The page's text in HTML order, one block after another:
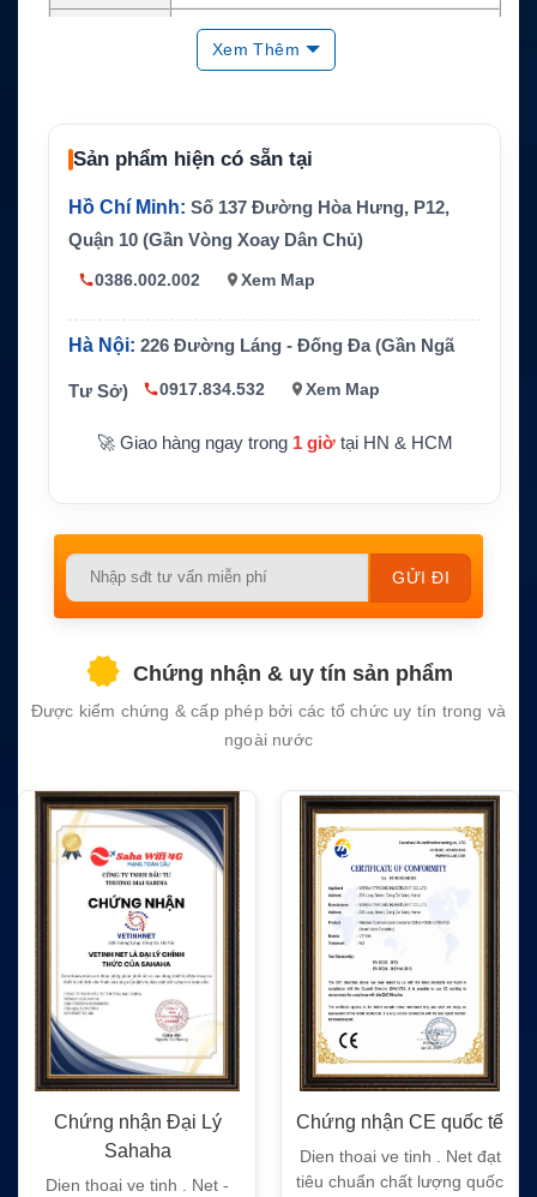
Iridium 9555
Kết nối dữ li
ệu
USB Mini-B, RS232 D9
Nguồn cấp 9–32V DC
ock
Trọng lượng
dock
Môi trường h
oạt động
-20°C đến +70°C, độ ẩm hoạt động dưới
Xem Thêm
Sản phẩm hiện có sẵn tại
Hồ Chí Minh: Số 137 Đường Hòa Hưng, P12,
Quận 10 (Gần Vòng Xoay Dân Chủ)
0386.002.002 Xem Map
Hà Nội: 226 Đường Láng - Đống Đa (Gần Ngã
Tư Sở) 0917.834.532 Xem Map
🚀 Giao hàng ngay trong 1 giờtại HN & HCM
Please
empty.
Chứng nhận & uy tín sản phẩm
Được kiểm chứng & cấp phép bởi các tổ chức uy tín trong và
ngoài nước
Chứng nhận Đại Lý
Sahaha
Dien thoai ve tinh . Net -
Chứng nhận CE quốc tế
Dien thoai ve tinh . Net đạt
tiêu chuẩn chất lượng quốc